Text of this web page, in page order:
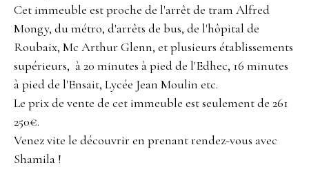
Cet immeuble est proche de l'arrêt de tram Alfred
Mongy, du métro, d'arrêts de bus, de l'hôpital de
Roubaix, Mc Arthur Glenn, et plusieurs établissements
supérieurs, à 20 minutes à pied de l'Edhec, 16 minutes
à pied de l'Ensait, Lycée Jean Moulin etc.
Le prix de vente de cet immeuble est seulement de 261
250€.
Venez vite le découvrir en prenant rendez-vous avec
Shamila !